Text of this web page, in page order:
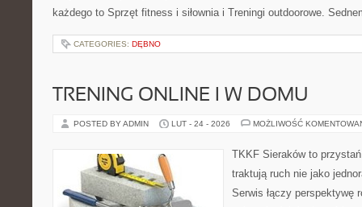
każdego to Sprzęt fitness i siłownia i Treningi outdoorowe.
CATEGORIES: DĘBNO
TRENING ONLINE I W DOMU
POSTED BY ADMIN LUT - 24 - 2026 MOŻLIWOŚĆ
TKKF Sieraków to
traktują ruch nie jako
Serwis łączy perspektywę